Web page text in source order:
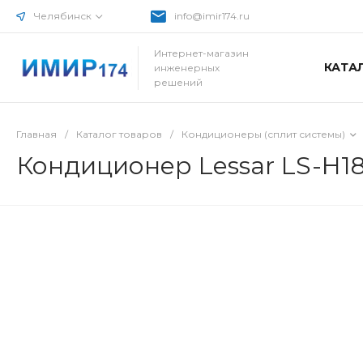
Челябинск info@imir174.ru
Интернет-магазин
инженерных
решений
Главная / Каталог товаров / Кондиционеры (сплит системы)
Кондиционер Lessar LS-